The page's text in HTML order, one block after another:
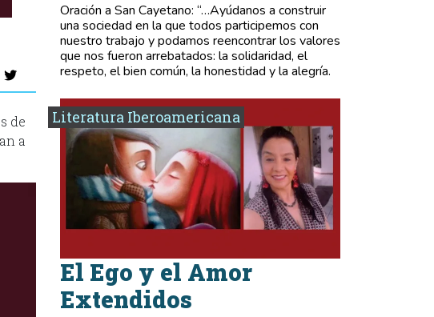
de
a
Oración a San Cayetano: “…Ayúdanos a construir
una sociedad en la que todos participemos con
nuestro trabajo y podamos reencontrar los valores
que nos fueron arrebatados: la solidaridad, el
respeto, el bien común, la honestidad y la alegría.
Literatura Iberoamericana
El Ego y el Amor
Extendidos